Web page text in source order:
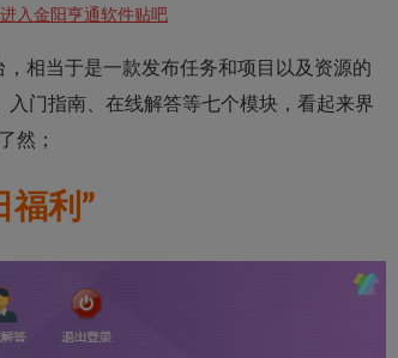
入金阳亨通软件贴吧
相当于是一款发布任务和项目以及资源的
门指南、在线解答等七个模块，看起来界
然；
福利”